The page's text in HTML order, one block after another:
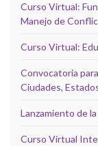
Curso Virtual:
Manejo de
Curso Virtual:
Convocatoria
Ciudades,
Lanzamiento de
Curso Virtual